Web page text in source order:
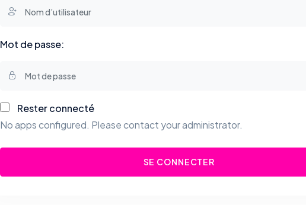
Mot de passe:
Rester connecté
No apps configured. Please contact your administrator.
SE CONNECTER